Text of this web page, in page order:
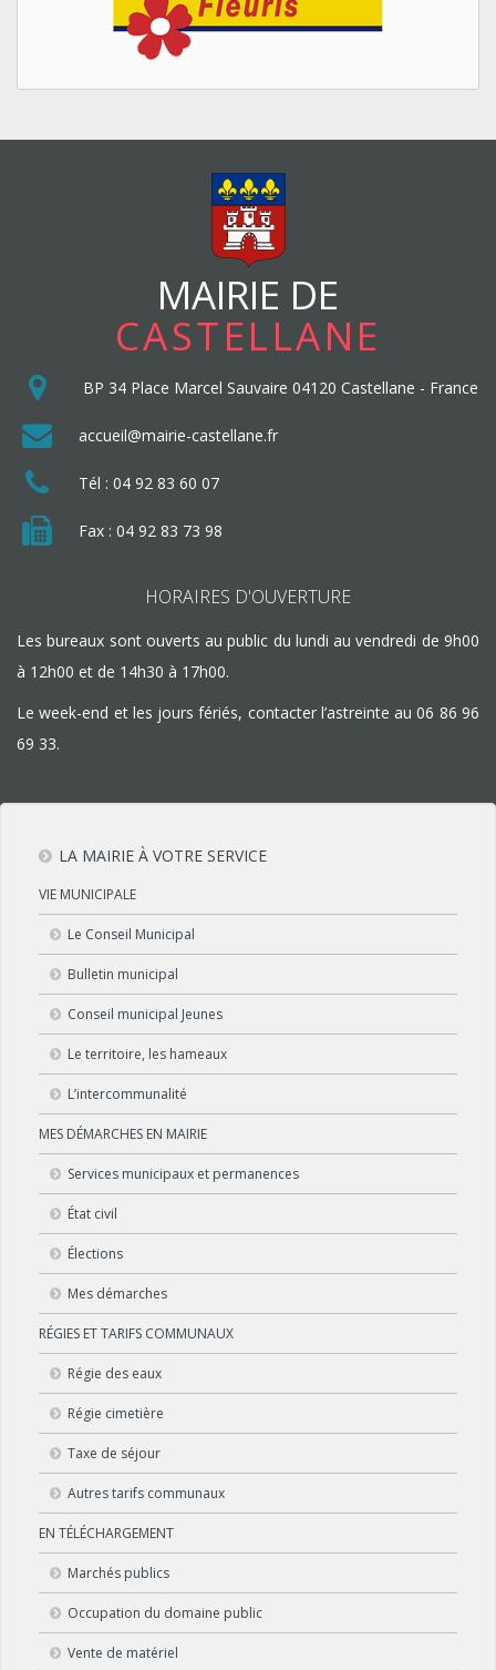
MAIRIE DE
CASTELLANE
BP 34 Place Marcel Sauvaire 04120 Castellane - France
accueil@mairie-castellane.fr
Tél : 04 92 83 60 07
Fax : 04 92 83 73 98
HORAIRES D'OUVERTURE
Les bureaux sont ouverts au public du lundi au vendredi de 9h00
à 12h00 et de 14h30 à 17h00.
Le week-end et les jours fériés, contacter l’astreinte au06 86 96
69 33.
LA MAIRIE À VOTRE SERVICE
VIE MUNICIPALE
Le Conseil Municipal
Bulletin municipal
Conseil municipal Jeunes
Le territoire, les hameaux
L’intercommunalité
MES DÉMARCHES EN MAIRIE
Services municipaux et permanences
État civil
Élections
Mes démarches
RÉGIES ET TARIFS COMMUNAUX
Régie des eaux
Régie cimetière
Taxe de séjour
Autres tarifs communaux
EN TÉLÉCHARGEMENT
Marchés publics
Occupation du domaine public
Vente de matériel